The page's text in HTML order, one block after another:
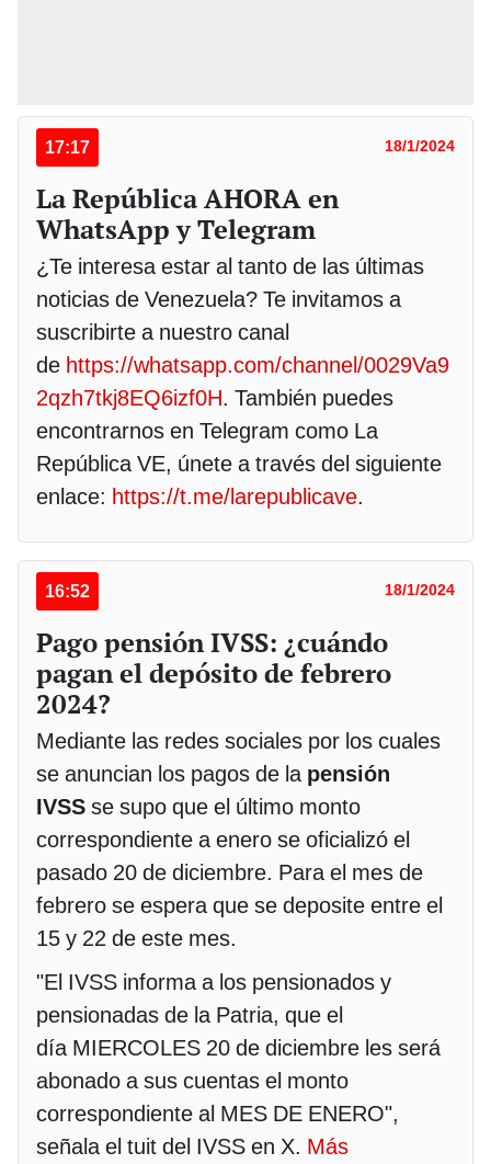
17:17 18/1/2024
La República AHORA en
WhatsApp y Telegram
¿Te interesa estar al tanto de las últimas
noticias de Venezuela? Te invitamos a
suscribirte a nuestro canal
de https://whatsapp.com/channel/0029Va9
2qzh7tkj8EQ6izf0H. También puedes
encontrarnos en Telegram como La
República VE, únete a través del siguiente
enlace: https://t.me/larepublicave.
16:52 18/1/2024
Pago pensión IVSS: ¿cuándo
pagan el depósito de febrero
2024?
Mediante las redes sociales por los cuales
se anuncian los pagos de la pensión
IVSS se supo que el último monto
correspondiente a enero se oficializó el
pasado 20 de diciembre. Para el mes de
febrero se espera que se deposite entre el
15 y 22 de este mes.
"El IVSS informa a los pensionados y
pensionadas de la Patria, que el
día MIERCOLES 20 de diciembre les será
abonado a sus cuentas el monto
correspondiente al MES DE ENERO",
señala el tuit del IVSS en X. Más